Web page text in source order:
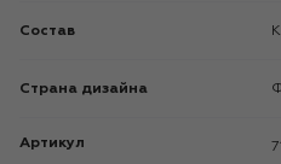
Состав
Страна дизайна
Артикул